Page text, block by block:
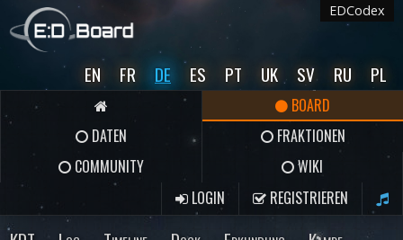
EDCodex
EN FR DE ES PT UK SV RU PL
BOARD
DATEN
FRAKTIONEN
COMMUNITY
WIKI
LOGIN
REGISTRIEREN